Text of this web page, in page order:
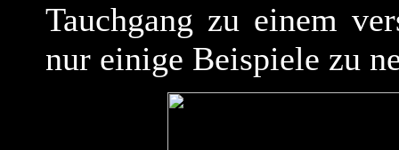
Tauchgang zu einem
nur einige Beispiele zu